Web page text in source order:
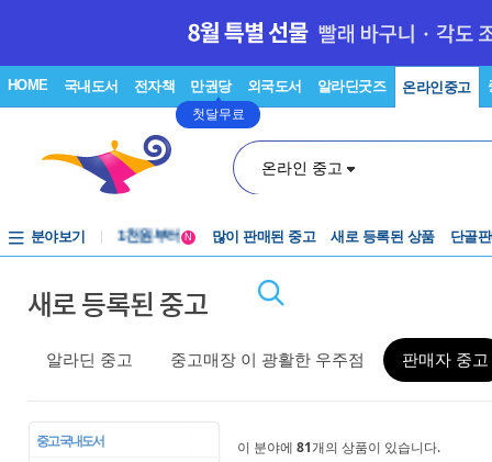
HOME 국내도서 전자책 만권당
첫달무료
외국도서 알라딘굿즈 온라인중고
온라인 중고
분야보기
1천원부터 N 많이 판매된 중고 새로 등록된 상품 단골
새로 등록된 중고
알라딘 중고 중고매장 이 광활한 우주점 판매자 중고
중고 국내도서 이 분야에 81개의 상품이 있습니다.